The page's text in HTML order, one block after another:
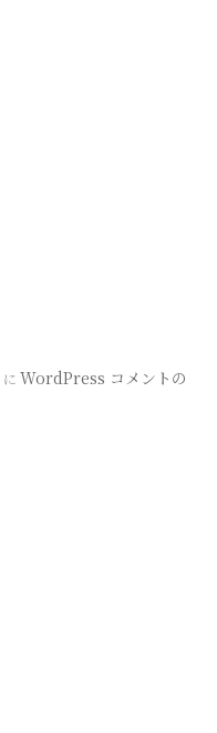
に WordPress コメントの